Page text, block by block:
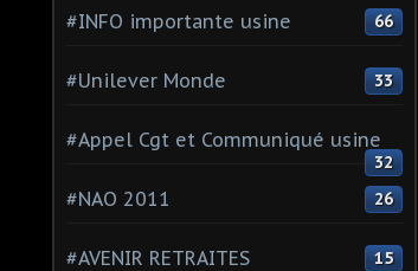
#INFO importante usine 66
#Unilever Monde 33
#Appel Cgt et Communiqué usine
32
#NAO 2011 26
#AVENIR RETRAITES 15